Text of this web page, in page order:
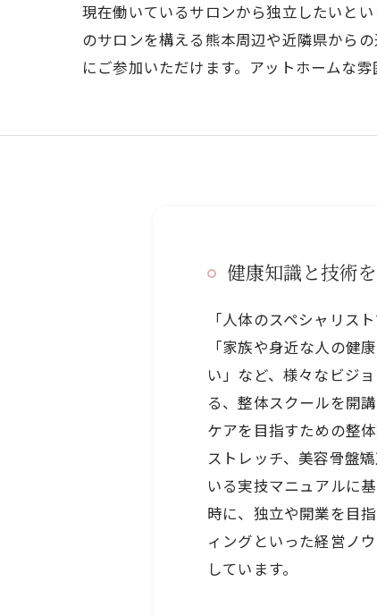
現在働いているサロンから独立したいと
のサロンを構える熊本周辺や近隣県から
にご参加いただけます。アットホームな
健康知識と技術
「人体のスペシャリス
「家族や身近な人の健
い」など、様々なビジ
る、整体スクールを開
ケアを目指すための整
ストレッチ、美容骨盤
いる実技マニュアルに
時に、独立や開業を目
ィングといった経営ノ
しています。